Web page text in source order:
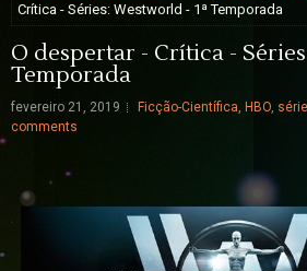
Crítica - Séries: Westworld - 1ª Temporada
O despertar - Crítica -
Temporada
fevereiro 21, 2019 Ficção-Científica, HBO,
comments